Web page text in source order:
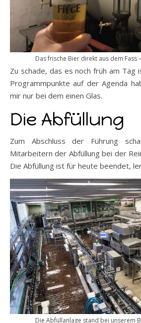
Das frische Bier direkt aus dem Fass
Zu schade, das es noch früh am Tag
Programmpunkte auf der Agenda
mir nur bei dem einen Glas.
Die Abfüllung
Zum Abschluss der Führung
Mitarbeitern der Abfüllung bei der
Die Abfüllung ist für heute beendet,
Die Abfüllanlage stand bei unserem